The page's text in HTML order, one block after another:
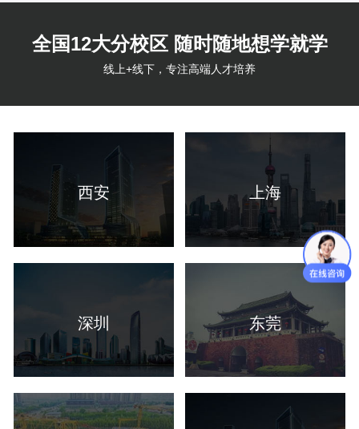
全国12大分校区 随时随地想学就学
线上+线下，专注高端人才培养
西安 上海
深圳 东莞